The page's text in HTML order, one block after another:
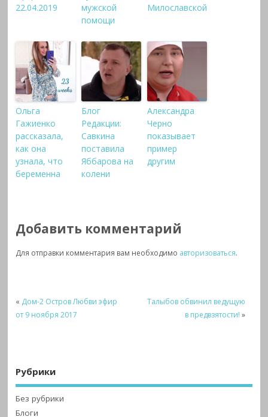
22.04.2019
мужской
помощи
Милославской
Ольга
Гажиенко
рассказала,
как она
узнала, что
беременна
Блог
Редакции:
Савкина
поставила
Яббарова на
колени
Александра
Черно
показывает
пример
другим
Добавить комментарий
Для отправки комментария вам необходимо авторизоваться.
« Дом-2 Остров Любви эфир
от 9 ноября 2017
Талыбов обвинил ведущую
в предвзятости! »
Рубрики
Без рубрики
Блоги